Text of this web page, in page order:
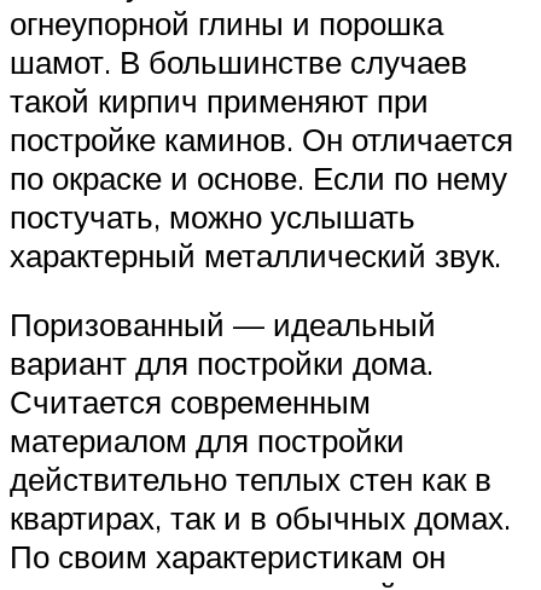
огнеупорной глины и порошка
шамот. В большинстве случаев
такой кирпич применяют при
постройке каминов. Он отличается
по окраске и основе. Если по нему
постучать, можно услышать
характерный металлический звук.
Поризованный — идеальный
вариант для постройки дома.
Считается современным
материалом для постройки
действительно теплых стен как в
квартирах, так и в обычных домах.
По своим характеристикам он